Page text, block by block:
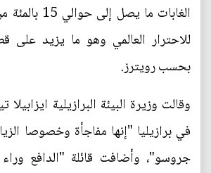
الغابات ما يصل
للاحترار العالمي وهو ما يزيد على
بحسب رويترز.
وقالت وزيرة البيئة البرازيلية
في برازيليا "إنها مفاجأة وخصوصا
جروسو"، وأضافت قائلة "الدافع